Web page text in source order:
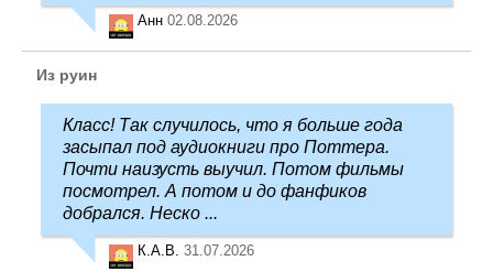
Анн 02.08.2026
Из руин
Класс! Так случилось, что я больше года
засыпал под аудиокниги про Поттера.
Почти наизусть выучил. Потом фильмы
посмотрел. А потом и до фанфиков
добрался. Неско ...
К.А.В. 31.07.2026